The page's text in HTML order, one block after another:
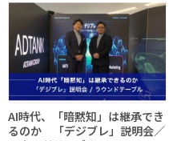
AI時代、「暗黙知」は継承でき
るのか 「デジブレ」説明会／